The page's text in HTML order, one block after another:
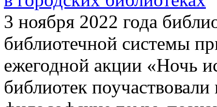
3 ноября 2022 года
библиотечной системы
ежегодной акции «Ночь
библиотек